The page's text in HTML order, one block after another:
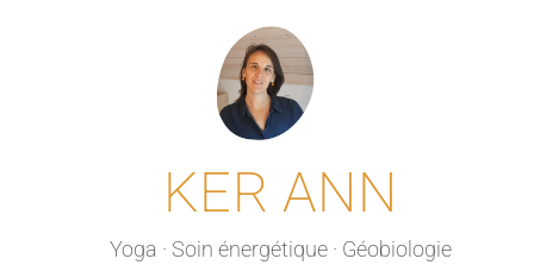
KER ANN
Yoga · Soin énergétique · Géobiologie